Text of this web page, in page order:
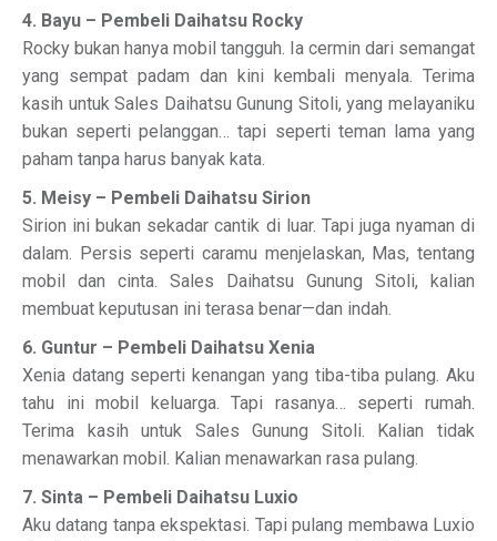
4. Bayu – Pembeli Daihatsu Rocky
Rocky bukan hanya mobil tangguh. Ia cermin dari semangat
yang sempat padam dan kini kembali menyala. Terima
kasih untuk Sales Daihatsu Gunung Sitoli, yang melayaniku
bukan seperti pelanggan… tapi seperti teman lama yang
paham tanpa harus banyak kata.
5. Meisy – Pembeli Daihatsu Sirion
Sirion ini bukan sekadar cantik di luar. Tapi juga nyaman di
dalam. Persis seperti caramu menjelaskan, Mas, tentang
mobil dan cinta. Sales Daihatsu Gunung Sitoli, kalian
membuat keputusan ini terasa benar—dan indah.
6. Guntur – Pembeli Daihatsu Xenia
Xenia datang seperti kenangan yang tiba-tiba pulang. Aku
tahu ini mobil keluarga. Tapi rasanya… seperti rumah.
Terima kasih untuk Sales Gunung Sitoli. Kalian tidak
menawarkan mobil. Kalian menawarkan rasa pulang.
7. Sinta – Pembeli Daihatsu Luxio
Aku datang tanpa ekspektasi. Tapi pulang membawa Luxio